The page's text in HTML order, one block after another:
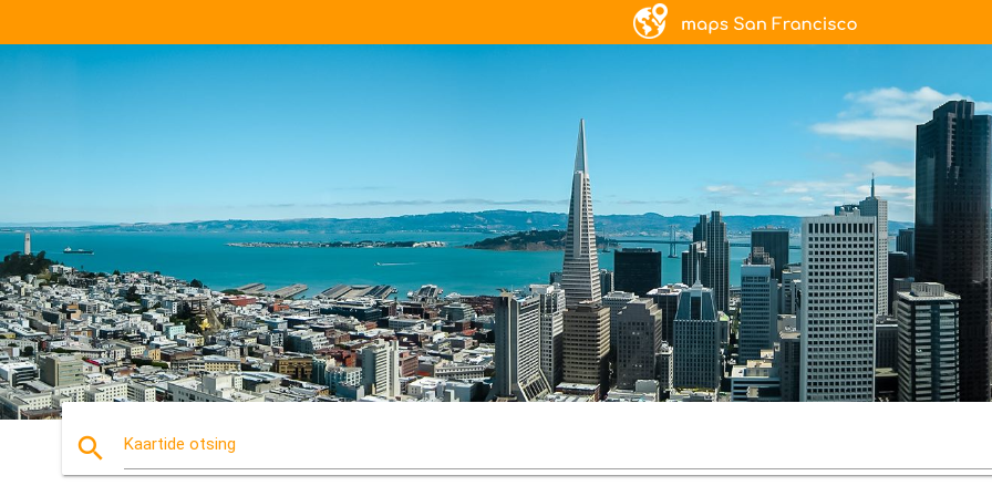
search Kaartide otsing